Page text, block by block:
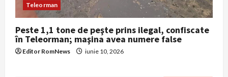
Teleorman
Peste 1,1 tone de peşte prins ilegal, confiscate
în Teleorman; maşina avea numere false
Editor RomNews iunie 10, 2026